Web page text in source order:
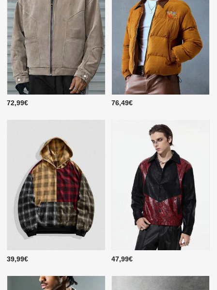
72,99€ 76,49€
39,99€ 47,99€